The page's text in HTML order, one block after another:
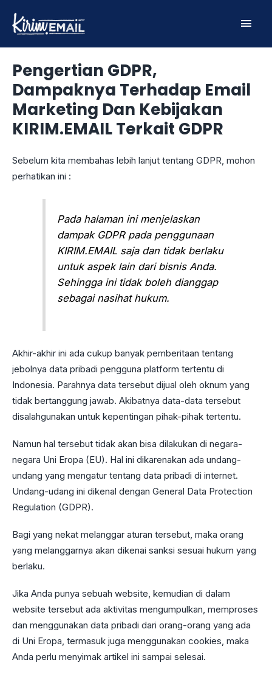
content
Main
Pengertian GDPR,
Dampaknya Terhadap Email
Marketing Dan Kebijakan
KIRIM.EMAIL Terkait GDPR
Sebelum kita membahas lebih lanjut tentang GDPR, mohon
perhatikan ini :
Pada halaman ini menjelaskan
dampak GDPR pada penggunaan
KIRIM.EMAIL saja dan tidak berlaku
untuk aspek lain dari bisnis Anda.
Sehingga ini tidak boleh dianggap
sebagai nasihat hukum.
Akhir-akhir ini ada cukup banyak pemberitaan tentang
jebolnya data pribadi pengguna platform tertentu di
Indonesia. Parahnya data tersebut dijual oleh oknum yang
tidak bertanggung jawab. Akibatnya data-data tersebut
disalahgunakan untuk kepentingan pihak-pihak tertentu.
Namun hal tersebut tidak akan bisa dilakukan di negara-
negara Uni Eropa (EU). Hal ini dikarenakan ada undang-
undang yang mengatur tentang data pribadi di internet.
Undang-udang ini dikenal dengan General Data Protection
Regulation (GDPR).
Bagi yang nekat melanggar aturan tersebut, maka orang
yang melanggarnya akan dikenai sanksi sesuai hukum yang
berlaku.
Jika Anda punya sebuah website, kemudian di dalam
website tersebut ada aktivitas mengumpulkan, memproses
dan menggunakan data pribadi dari orang-orang yang ada
di Uni Eropa, termasuk juga menggunakan cookies, maka
Anda perlu menyimak artikel ini sampai selesai.